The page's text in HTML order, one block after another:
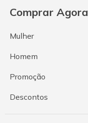
Comprar Agora
Mulher
Homem
Promoção
Descontos